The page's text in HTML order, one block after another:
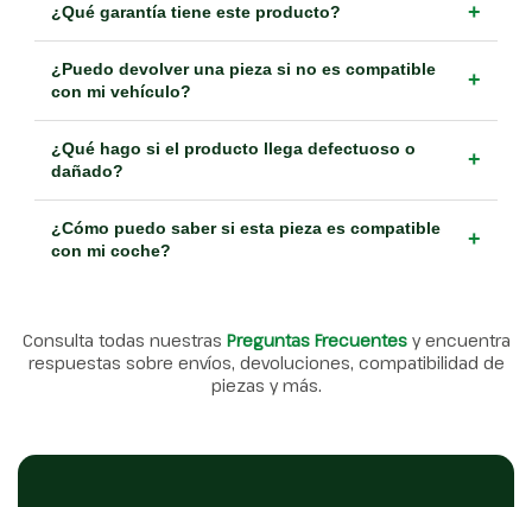
¿Qué garantía tiene este producto? +
¿Puedo devolver una pieza si no es compatible
con mi vehículo?
+
¿Qué hago si el producto llega defectuoso o
dañado?
+
¿Cómo puedo saber si esta pieza es compatible
con mi coche?
+
Consulta todas nuestras Preguntas Frecuentes y encuentra
respuestas sobre envíos, devoluciones, compatibilidad de
piezas y más.